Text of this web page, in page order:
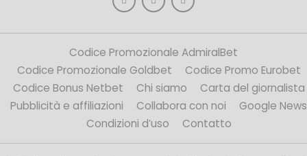
Codice Promozionale AdmiralBet
Codice Promozionale Goldbet
Codice Promo Eurobet
Codice Bonus Netbet
Chi siamo
Carta del giornalista
Pubblicità e affiliazioni
Collabora con noi
Google News
Condizioni d’uso
Contatto